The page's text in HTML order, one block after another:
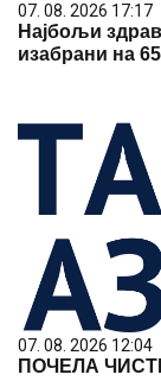
07. 08. 2026 17:17
Најбољи
изабрани на
07. 08. 2026 12:04
ПОЧЕЛА